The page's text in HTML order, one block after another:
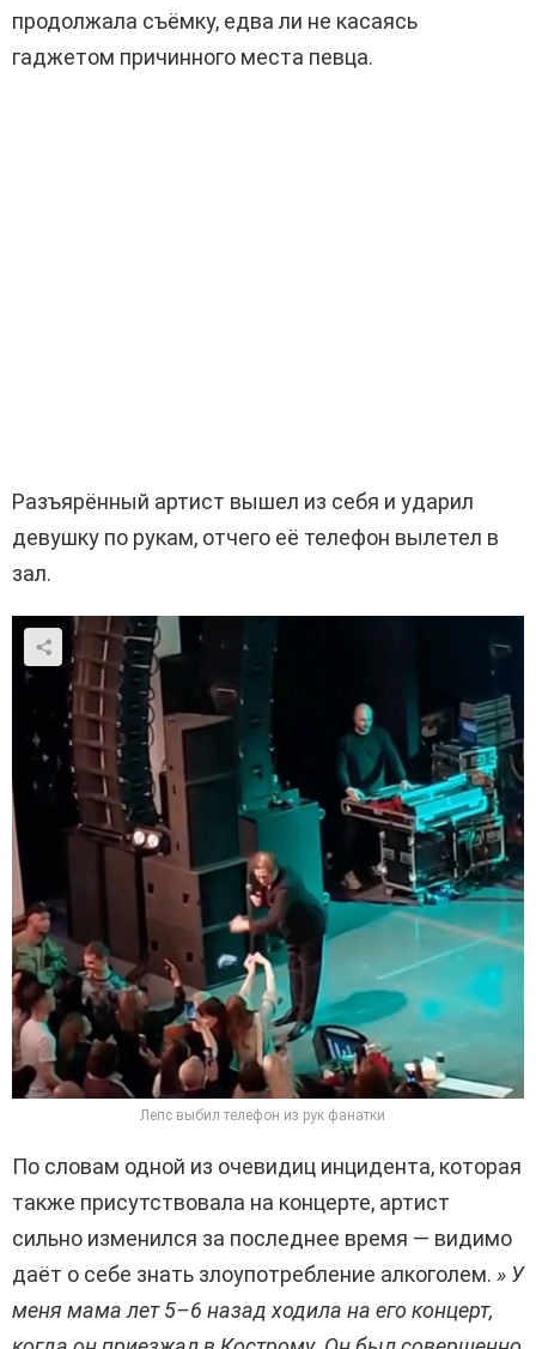
продолжала съёмку, едва ли не касаясь
гаджетом причинного места певца.
Разъярённый артист вышел из себя и ударил
девушку по рукам, отчего её телефон вылетел в
зал.
Лепс выбил телефон из рук фанатки
По словам одной из очевидиц инцидента, которая
также присутствовала на концерте, артист
сильно изменился за последнее время — видимо
даёт о себе знать злоупотребление алкоголем. » У
меня мама лет 5–6 назад ходила на его концерт,